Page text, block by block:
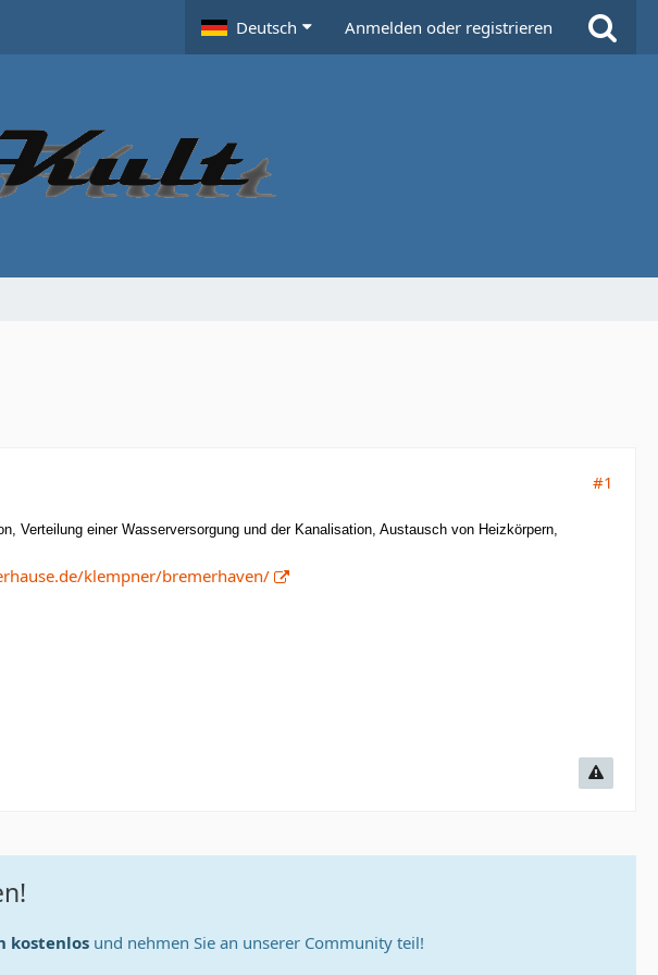
Deutsch Anmelden oder registrieren
#1
Verteilung einer Wasserversorgung und der Kanalisation, Austausch von Heizkörpern,
klempner/bremerhaven/
kostenlos und nehmen Sie an unserer Community teil!